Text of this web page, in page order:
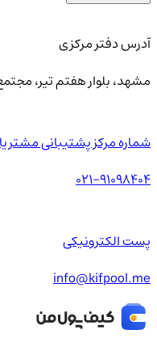
آدرس دفتر مرکزی
مشهد، بلوار هفتم تیر، مجتمع
شماره مرکز پشتیبانی
021-91098404
پست الکترونیکی
info@kifpool.me